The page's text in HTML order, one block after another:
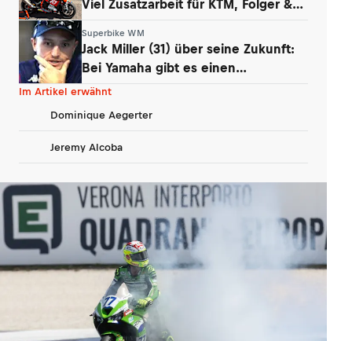
Viel Zusatzarbeit für KTM, Folger &
Superbike WM
Jack Miller (31) über seine Zukunft:
Bei Yamaha gibt es einen
Whistleblower
Im Artikel erwähnt
Dominique Aegerter
Jeremy Alcoba